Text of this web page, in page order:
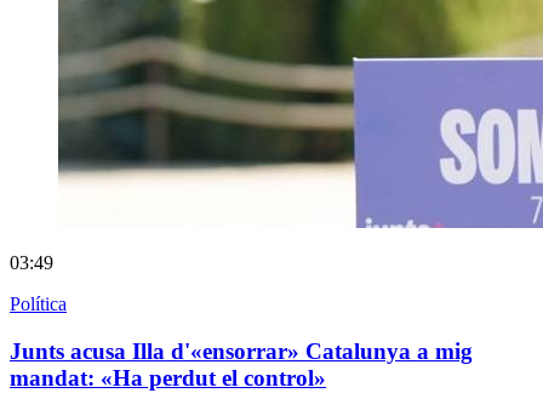
03:49
Política
Junts acusa Illa d'«ensorrar» Catalunya a mig
mandat: «Ha perdut el control»